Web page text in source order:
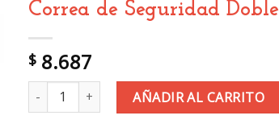
Correa de Seguridad Doble
$ 8.687
Correa de Seguridad Doble cantidad
AÑADIR AL CARRITO